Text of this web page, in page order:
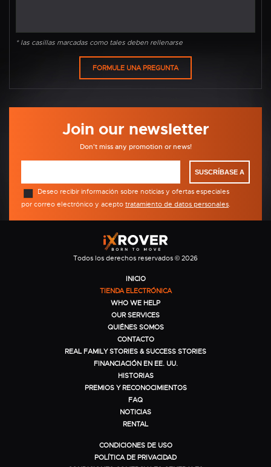
* las casillas marcadas como tales deben rellenarse
Join our newsletter
Don't miss any promotion or news!
SUSCRÍBASE A
Deseo recibir información sobre noticias y ofertas especiales
por correo electrónico y acepto tratamiento de datos personales.
Todos los derechos reservados © 2026
INICIO
TIENDA ELECTRÓNICA
WHO WE HELP
OUR SERVICES
QUIÉNES SOMOS
CONTACTO
REAL FAMILY STORIES & SUCCESS STORIES
FINANCIACIÓN EN EE. UU.
HISTORIAS
PREMIOS Y RECONOCIMIENTOS
FAQ
NOTICIAS
RENTAL
CONDICIONES DE USO
POLÍTICA DE PRIVACIDAD